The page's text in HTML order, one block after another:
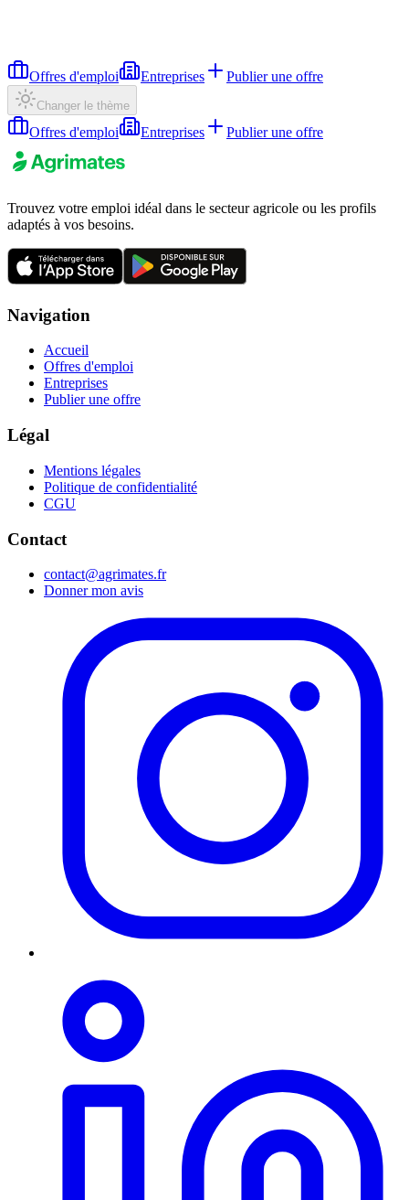
Offres d'emploi Entreprises Publier une offre
Changer le thème
Offres d'emploi Entreprises Publier une offre
Trouvez votre emploi idéal dans le secteur agricole ou les profils
adaptés à vos besoins.
Navigation
Accueil
Offres d'emploi
Entreprises
Publier une offre
Légal
Mentions légales
Politique de confidentialité
CGU
Contact
contact@agrimates.fr
Donner mon avis